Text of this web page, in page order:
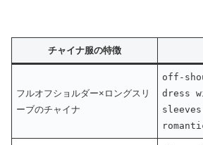
チャイナ服の特徴
フルオフショルダー×ロングスリ
ーブのチャイナ
off-
dress